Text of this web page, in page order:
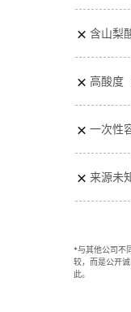
含山梨
高酸度
一次性
来源未
*与其他公司不
较，而是公开
此。